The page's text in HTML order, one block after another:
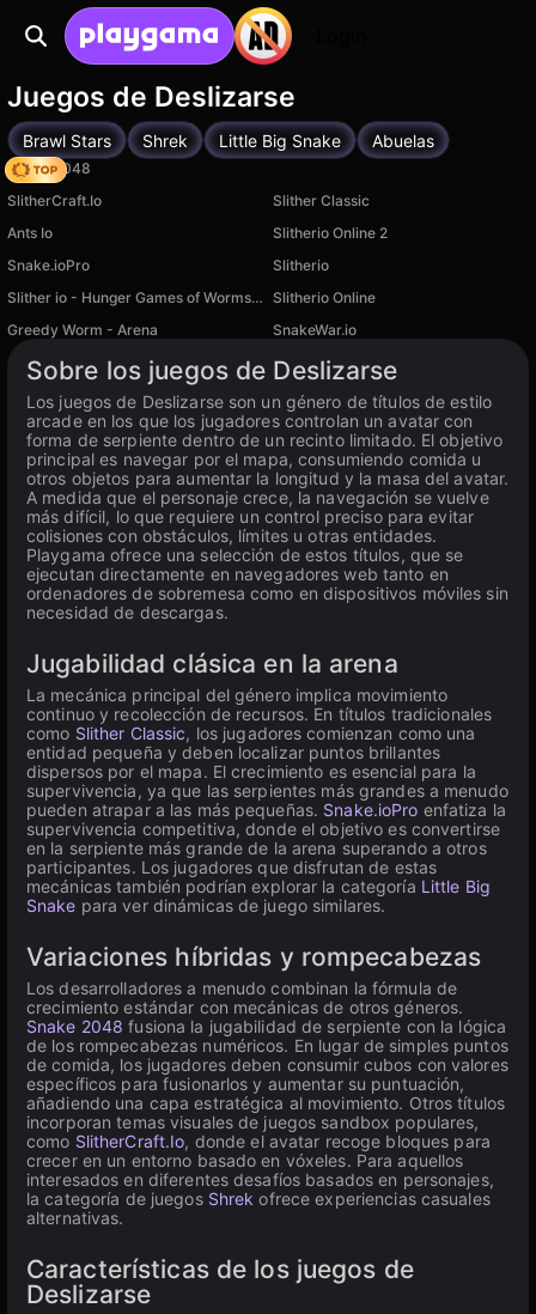
Juegos de Deslizarse
Brawl Stars Shrek Little Big Snake Abuelas
Snake 2048
SlitherCraft.Io
Slither Classic
Ants Io
Slitherio Online 2
Snake.ioPro
Slitherio
Slither io - Hunger Games of Worms Online!
Slitherio Online
Greedy Worm - Arena
SnakeWar.io
Sobre los juegos de Deslizarse
Los juegos de Deslizarse son un género de títulos de estilo
arcade en los que los jugadores controlan un avatar con
forma de serpiente dentro de un recinto limitado. El objetivo
principal es navegar por el mapa, consumiendo comida u
otros objetos para aumentar la longitud y la masa del avatar.
A medida que el personaje crece, la navegación se vuelve
más difícil, lo que requiere un control preciso para evitar
colisiones con obstáculos, límites u otras entidades.
Playgama ofrece una selección de estos títulos, que se
ejecutan directamente en navegadores web tanto en
ordenadores de sobremesa como en dispositivos móviles sin
necesidad de descargas.
Jugabilidad clásica en la arena
La mecánica principal del género implica movimiento
continuo y recolección de recursos. En títulos tradicionales
como Slither Classic, los jugadores comienzan como una
entidad pequeña y deben localizar puntos brillantes
dispersos por el mapa. El crecimiento es esencial para la
supervivencia, ya que las serpientes más grandes a menudo
pueden atrapar a las más pequeñas. Snake.ioPro enfatiza la
supervivencia competitiva, donde el objetivo es convertirse
en la serpiente más grande de la arena superando a otros
participantes. Los jugadores que disfrutan de estas
mecánicas también podrían explorar la categoría Little Big
Snake para ver dinámicas de juego similares.
Variaciones híbridas y rompecabezas
Los desarrolladores a menudo combinan la fórmula de
crecimiento estándar con mecánicas de otros géneros.
Snake 2048 fusiona la jugabilidad de serpiente con la lógica
de los rompecabezas numéricos. En lugar de simples puntos
de comida, los jugadores deben consumir cubos con valores
específicos para fusionarlos y aumentar su puntuación,
añadiendo una capa estratégica al movimiento. Otros títulos
incorporan temas visuales de juegos sandbox populares,
como SlitherCraft.Io, donde el avatar recoge bloques para
crecer en un entorno basado en vóxeles. Para aquellos
interesados en diferentes desafíos basados en personajes,
la categoría de juegos Shrek ofrece experiencias casuales
alternativas.
Características de los juegos de
Deslizarse